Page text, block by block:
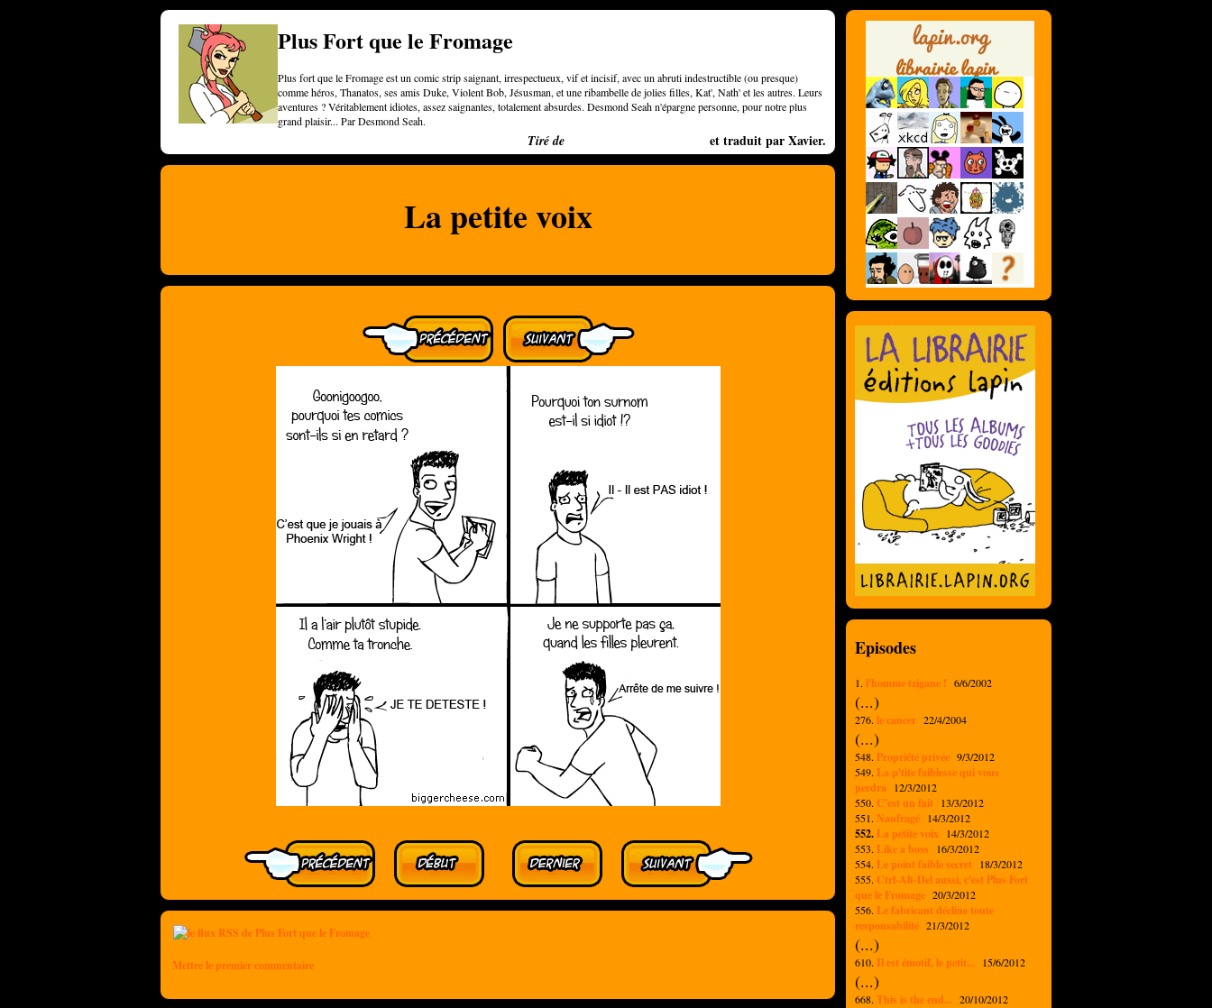
Plus Fort que le Fromage
Plus fort que le Fromage est un comic strip saignant, irrespectueux, vif et incisif, avec un abruti indestructible (ou presque)
comme héros, Thanatos, ses amis Duke, Violent Bob, Jésusman, et une ribambelle de jolies filles, Kat', Nath' et les autres. Leurs
aventures ? Véritablement idiotes, assez saignantes, totalement absurdes. Desmond Seah n'épargne personne, pour notre plus
grand plaisir... Par Desmond Seah.
Tiré de et traduit par Xavier.
La petite voix
Mettre le premier commentaire
Episodes
1. l'homme tzigane ! 6/6/2002
(...)
276. le cancer 22/4/2004
(...)
548. Propriété privée 9/3/2012
549. La p'tite faiblesse qui vous
perdra 12/3/2012
550. C'est un fait 13/3/2012
551. Naufragé 14/3/2012
552. La petite voix
14/3/2012
553. Like a boss 16/3/2012
554. Le point faible secret 18/3/2012
555. Ctrl-Alt-Del aussi, c'est Plus Fort
que le Fromage 20/3/2012
556. Le fabricant décline toute
responsabilité 21/3/2012
(...)
610. Il est émotif, le petit... 15/6/2012
(...)
668. This is the end... 20/10/2012